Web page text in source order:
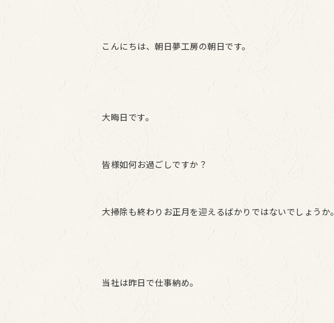
こんにちは、朝日夢工房の朝日です。
大晦日です。
皆様如何お過ごしですか？
大掃除も終わりお正月を迎えるばかりではないでしょうか。
当社は昨日で仕事納め。